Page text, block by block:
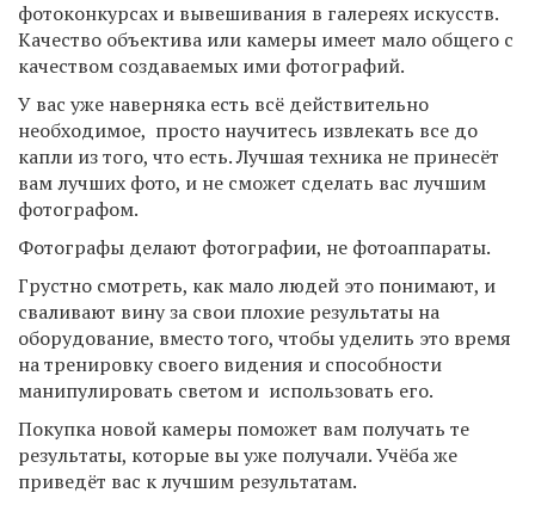
фотоконкурсах и вывешивания в галереях искусств.
Качество объектива или камеры имеет мало общего с
качеством создаваемых ими фотографий.
У вас уже наверняка есть всё действительно
необходимое, просто научитесь извлекать все до
капли из того, что есть. Лучшая техника не принесёт
вам лучших фото, и не сможет сделать вас лучшим
фотографом.
Фотографы делают фотографии, не фотоаппараты.
Грустно смотреть, как мало людей это понимают, и
сваливают вину за свои плохие результаты на
оборудование, вместо того, чтобы уделить это время
на тренировку своего видения и способности
манипулировать светом и использовать его.
Покупка новой камеры поможет вам получать те
результаты, которые вы уже получали. Учёба же
приведёт вас к лучшим результатам.